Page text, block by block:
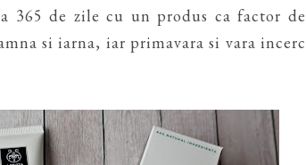
365 de zile cu un produs ca factor de
si iarna, iar primavara si vara incerc